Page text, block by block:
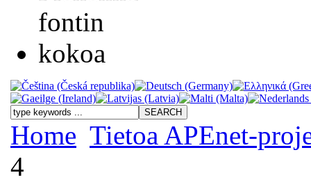
Home Tietoa APEnet-
4